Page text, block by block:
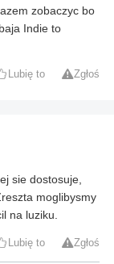
zobaczyc bo
Indie to
Lubię to Zgłoś
sie dostosuje,
moglibysmy
na luziku.
Lubię to Zgłoś